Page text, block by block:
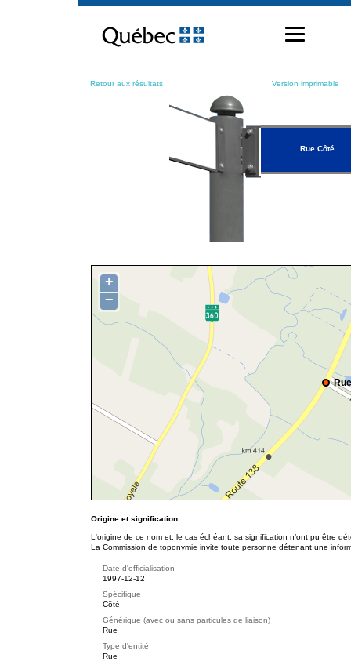
contenu
Retour aux résultats Version imprimable
Rue Côté
+
−
Origine et signification
L'origine de ce nom et, le cas échéant, sa signification n’ont pu être
La Commission de toponymie invite toute personne détenant une
Date d'officialisation
1997-12-12
Spécifique
Côté
Générique (avec ou sans particules de liaison)
Rue
Type d'entité
Rue